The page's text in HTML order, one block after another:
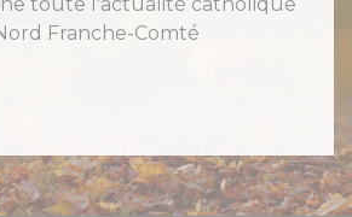
Franche-Comté